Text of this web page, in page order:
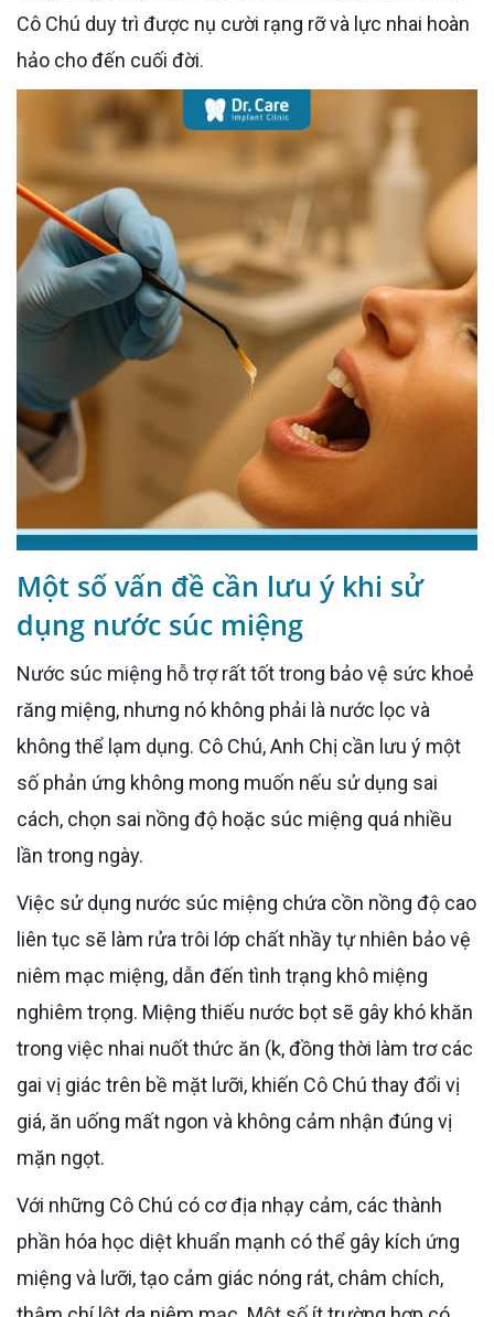
Cô Chú duy trì được nụ cười rạng rỡ và lực nhai hoàn
hảo cho đến cuối đời.
Một số vấn đề cần lưu ý khi sử
dụng nước súc miệng
Nước súc miệng hỗ trợ rất tốt trong bảo vệ sức khoẻ
răng miệng, nhưng nó không phải là nước lọc và
không thể lạm dụng. Cô Chú, Anh Chị cần lưu ý một
số phản ứng không mong muốn nếu sử dụng sai
cách, chọn sai nồng độ hoặc súc miệng quá nhiều
lần trong ngày.
Việc sử dụng nước súc miệng chứa cồn nồng độ cao
liên tục sẽ làm rửa trôi lớp chất nhầy tự nhiên bảo vệ
niêm mạc miệng, dẫn đến tình trạng khô miệng
nghiêm trọng. Miệng thiếu nước bọt sẽ gây khó khăn
trong việc nhai nuốt thức ăn (k, đồng thời làm trơ các
gai vị giác trên bề mặt lưỡi, khiến Cô Chú thay đổi vị
giá, ăn uống mất ngon và không cảm nhận đúng vị
mặn ngọt.
Với những Cô Chú có cơ địa nhạy cảm, các thành
phần hóa học diệt khuẩn mạnh có thể gây kích ứng
miệng và lưỡi, tạo cảm giác nóng rát, châm chích,